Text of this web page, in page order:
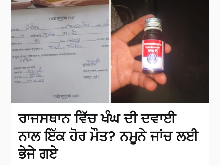
ਰਾਜਸਥਾਨ ਵਿੱਚ ਖੰਘ ਦੀ ਦਵਾਈ
ਨਾਲ ਇੱਕ ਹੋਰ ਮੌਤ? ਨਮੂਨੇ ਜਾਂਚ ਲਈ
ਭੇਜੇ ਗਏ